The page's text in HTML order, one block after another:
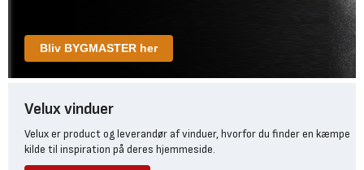
Bliv BYGMASTER her
Velux vinduer
Velux er product og leverandør af vinduer, hvorfor du finder en kæmpe
kilde til inspiration på deres hjemmeside.